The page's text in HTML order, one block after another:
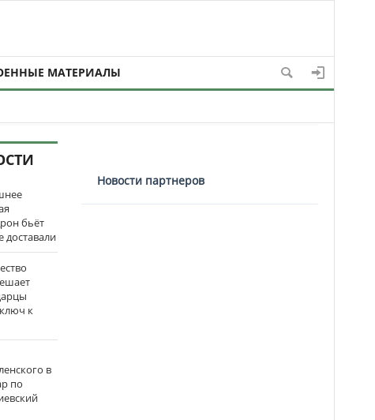
МАТЕРИАЛЫ
бьёт
доставали
к
в
по
Новости партнеров